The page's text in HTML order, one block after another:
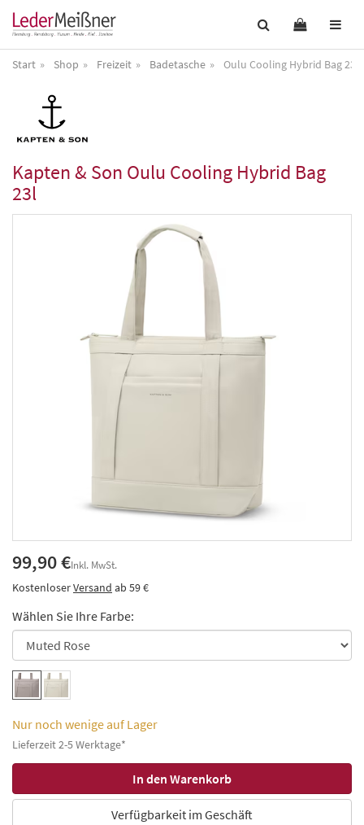
Start Shop Freizeit Badetasche Oulu Cooling Hybrid Bag 23l
Kapten & Son Oulu Cooling Hybrid Bag
23l
99,90 €Inkl. MwSt.
KostenloserVersand ab 59 €
Wählen Sie Ihre Farbe:
Nur noch wenige auf Lager
Lieferzeit 2-5 Werktage*
Verfügbarkeit im Geschäft